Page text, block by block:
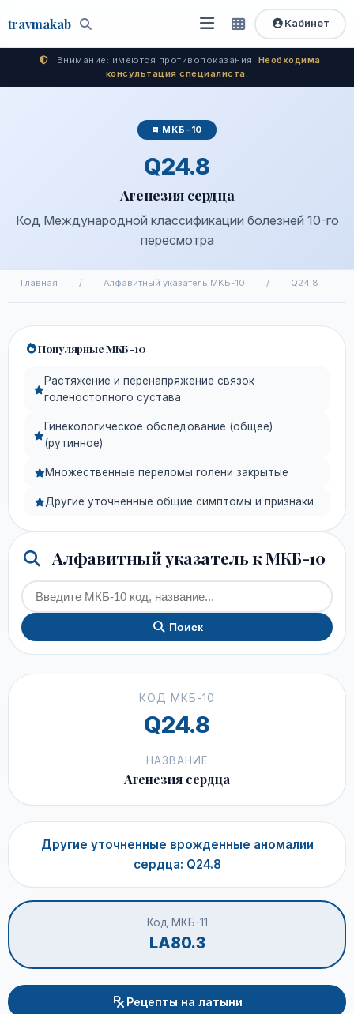
travmakab Поиск
Открыть
меню
Быстрый
доступ
Кабинет
Внимание: имеются противопоказания. Необходима
консультация специалиста.
МКБ-10
Q24.8
Агенезия сердца
Код Международной классификации болезней 10-го
пересмотра
Главная / Алфавитный указатель МКБ-10 / Q24.8
Популярные МКБ-10
Растяжение и перенапряжение связок
голеностопного сустава
Гинекологическое обследование (общее)
(рутинное)
Множественные переломы голени закрытые
Другие уточненные общие симптомы и признаки
Алфавитный указатель к МКБ-10
Поиск
КОД МКБ-10
Q24.8
НАЗВАНИЕ
Агенезия сердца
Другие уточненные врожденные аномалии
сердца: Q24.8
Код МКБ-11
LA80.3
Рецепты на латыни